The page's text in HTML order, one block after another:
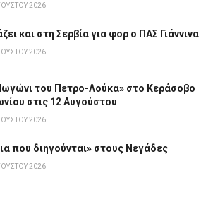
2026
και στη Σερβία για φορ ο ΠΑΣ Γιάννινα
2026
του Πετρο-Λούκα» στο Κεράσοβο
στις 12 Αυγούστου
2026
που διηγούνται» στους Νεγάδες
2026